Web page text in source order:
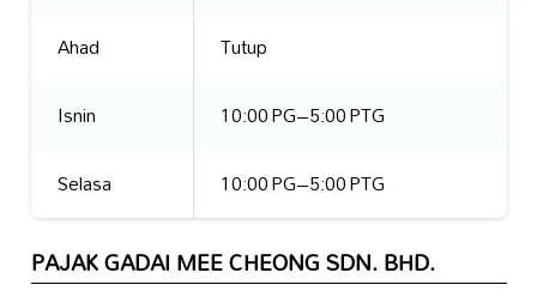
Ahad
Tutup
Isnin
10:00 PG–5:00 PTG
Selasa
10:00 PG–5:00 PTG
PAJAK GADAI MEE CHEONG SDN. BHD.